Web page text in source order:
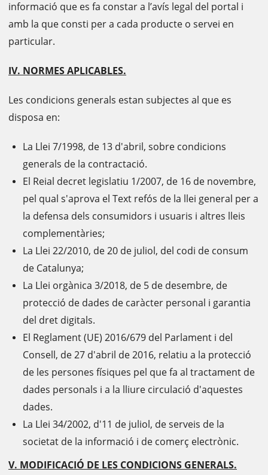
informació que es fa constar a l’avís legal del portal i
amb la que consti per a cada producte o servei en
particular.
IV. NORMES APLICABLES.
Les condicions generals estan subjectes al que es
disposa en:
La Llei 7/1998, de 13 d'abril, sobre condicions
generals de la contractació.
El Reial decret legislatiu 1/2007, de 16 de novembre,
pel qual s'aprova el Text refós de la llei general per a
la defensa dels consumidors i usuaris i altres lleis
complementàries;
La Llei 22/2010, de 20 de juliol, del codi de consum
de Catalunya;
La Llei orgànica 3/2018, de 5 de desembre, de
protecció de dades de caràcter personal i garantia
del dret digitals.
El Reglament (UE) 2016/679 del Parlament i del
Consell, de 27 d'abril de 2016, relatiu a la protecció
de les persones físiques pel que fa al tractament de
dades personals i a la lliure circulació d'aquestes
dades.
La Llei 34/2002, d'11 de juliol, de serveis de la
societat de la informació i de comerç electrònic.
V. MODIFICACIÓ DE LES CONDICIONS GENERALS.